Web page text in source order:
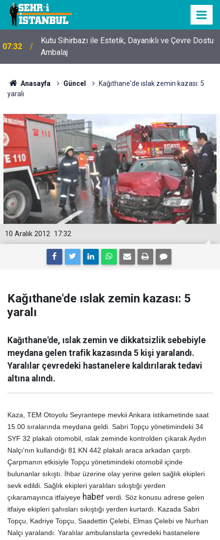
07:32
Kutu Sihirbazı ile Estetik, Dayanıklı ve Çevre Dostu
Ambalaj
Anasayfa Güncel
Kağıthane'de ıslak zemin kazası: 5
yaralı
17:32
10 Aralık 2012
Kağıthane'de ıslak zemin kazası: 5
yaralı
Kağıthane'de, ıslak zemin ve dikkatsizlik sebebiyle
meydana gelen trafik kazasında 5 kişi yaralandı.
Yaralılar çevredeki hastanelere kaldırılarak tedavi
altına alındı.
Kaza, TEM Otoyolu Seyrantepe mevkii Ankara istikametinde saat
15.00 sıralarında meydana geldi. Sabri Topçu yönetimindeki 34
SYF 32 plakalı otomobil, ıslak zeminde kontrolden çıkarak Aydın
Nalçı'nın kullandığı 81 KN 442 plakalı araca arkadan çarptı.
Çarpmanın etkisiyle Topçu yönetimindeki otomobil içinde
bulunanlar sıkıştı. İhbar üzerine olay yerine gelen sağlık ekipleri
sevk edildi. Sağlık ekipleri yaralıları sıkıştığı yerden
çıkaramayınca itfaiyeye haber verdi. Söz konusu adrese gelen
itfaiye ekipleri şahısları sıkıştığı yerden kurtardı. Kazada Sabri
Topçu, Kadriye Topçu, Saadettin Çelebi, Elmas Çelebi ve Nurhan
Nalçı yaralandı. Yaralılar ambulanslarla çevredeki hastanelere